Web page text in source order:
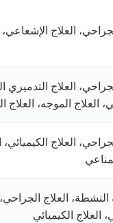
العلاج
العلاج التدميري
العلاج الموجه، العلاج
العلاج
النشطة، العلاج
العلاج الكيميائي